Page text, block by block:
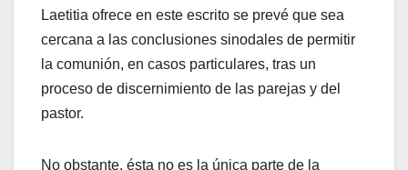
Laetitia ofrece en este escrito se prevé que sea
cercana a las conclusiones sinodales de permitir
la comunión, en casos particulares, tras un
proceso de discernimiento de las parejas y del
pastor.
No obstante, ésta no es la única parte de la